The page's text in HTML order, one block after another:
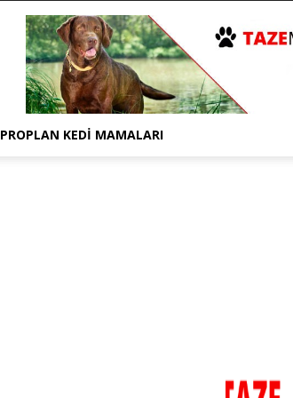
PROPLAN KEDI MAMALARI